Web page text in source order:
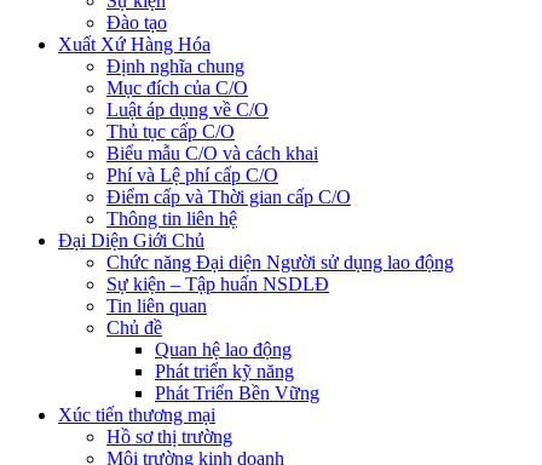
Đào tạo
Xuất Xứ Hàng Hóa
Định nghĩa chung
Mục đích của C/O
Luật áp dụng về C/O
Thủ tục cấp C/O
Biểu mẫu C/O và cách khai
Phí và Lệ phí cấp C/O
Điểm cấp và Thời gian cấp C/O
Thông tin liên hệ
Đại Diện Giới Chủ
Chức năng Đại diện Người sử dụng lao động
Sự kiện – Tập huấn NSDLĐ
Tin liên quan
Chủ đề
Quan hệ lao động
Phát triển kỹ năng
Phát Triển Bền Vững
Xúc tiến thương mại
Hồ sơ thị trường
Môi trường kinh doanh